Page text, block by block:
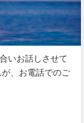
いお話しさせて
、お電話でのご